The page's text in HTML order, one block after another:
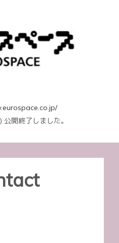
開終了しました。